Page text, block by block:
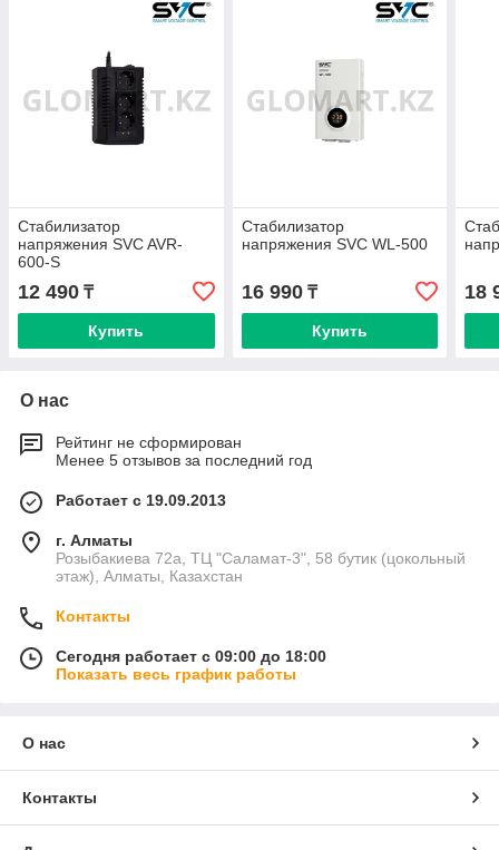
Стабилизатор
напряжения SVC AVR-
600-S
12 490 ₸
Купить
Стабилизатор
напряжения SVC WL-500
16 990₸
Купить
18
О нас
Рейтинг не сформирован
Менее 5 отзывов за последний год
Работает с 19.09.2013
г. Алматы
Розыбакиева 72а, ТЦ "Саламат-3", 58 бутик (цокольный
этаж), Алматы, Казахстан
Контакты
Сегодня работает с 09:00 до 18:00
Показать весь график работы
О нас
Контакты